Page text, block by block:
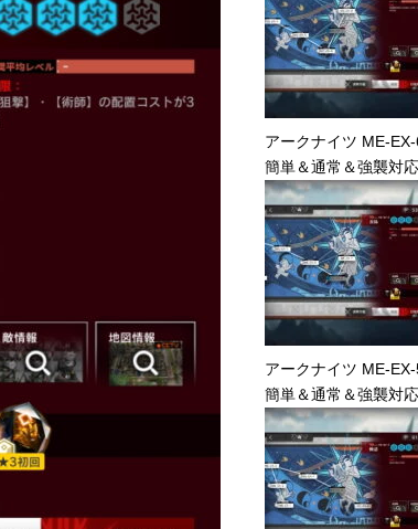
アークナイツ ME-
簡単＆通常＆強襲対応
アークナイツ ME-
簡単＆通常＆強襲対応